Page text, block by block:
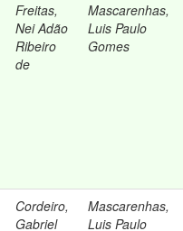
Freitas,
Nei Adão
Ribeiro
de
Mascarenhas,
Luis Paulo
Gomes
Cordeiro,
Gabriel
Mascarenhas,
Luis Paulo